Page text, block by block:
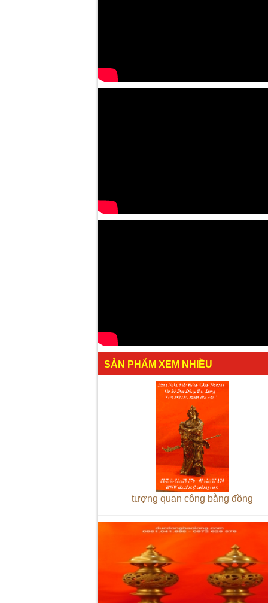
SẢN PHẨM XEM NHIỀU
tượng quan công bằng đồng